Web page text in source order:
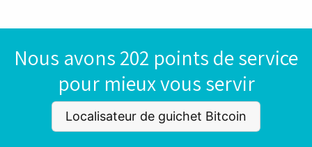
Nous avons 202 points de service
pour mieux vous servir
Localisateur de guichet Bitcoin